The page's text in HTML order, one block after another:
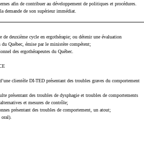
afin de contribuer au développement de politiques et procédures.
demande de son supérieur immédiat.
visibility
deuxième cycle en ergothérapie; ou détenir une évaluation
du Québec, émise par le ministère compétent;
des ergothérapeutes du Québec.
clientèle DI-TED présentant des troubles graves du comportement
présentant des troubles de dysphagie et troubles de comportements
et mesures de contrôle;
présentant des troubles de comportement, un atout;
oral).